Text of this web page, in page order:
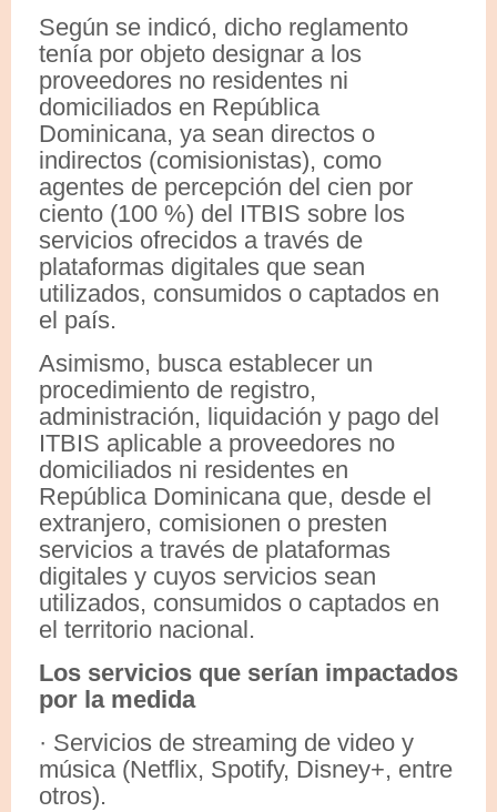
Según se indicó, dicho reglamento
tenía por objeto designar a los
proveedores no residentes ni
domiciliados en República
Dominicana, ya sean directos o
indirectos (comisionistas), como
agentes de percepción del cien por
ciento (100 %) del ITBIS sobre los
servicios ofrecidos a través de
plataformas digitales que sean
utilizados, consumidos o captados en
el país.
Asimismo, busca establecer un
procedimiento de registro,
administración, liquidación y pago del
ITBIS aplicable a proveedores no
domiciliados ni residentes en
República Dominicana que, desde el
extranjero, comisionen o presten
servicios a través de plataformas
digitales y cuyos servicios sean
utilizados, consumidos o captados en
el territorio nacional.
Los servicios que serían impactados
por la medida
· Servicios de streaming de video y
música (Netflix, Spotify, Disney+, entre
otros).